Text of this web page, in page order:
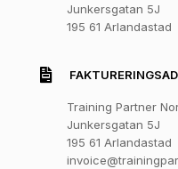
Junkersgatan 5J
195 61 Arlandastad
Training Partner
Junkersgatan 5J
195 61 Arlandastad